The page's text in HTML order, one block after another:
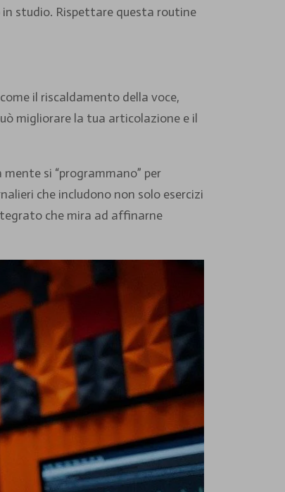
studio. Rispettare questa routine
il riscaldamento della voce,
migliorare la tua articolazione e il
si “programmano” per
che includono non solo esercizi
che mira ad affinarne